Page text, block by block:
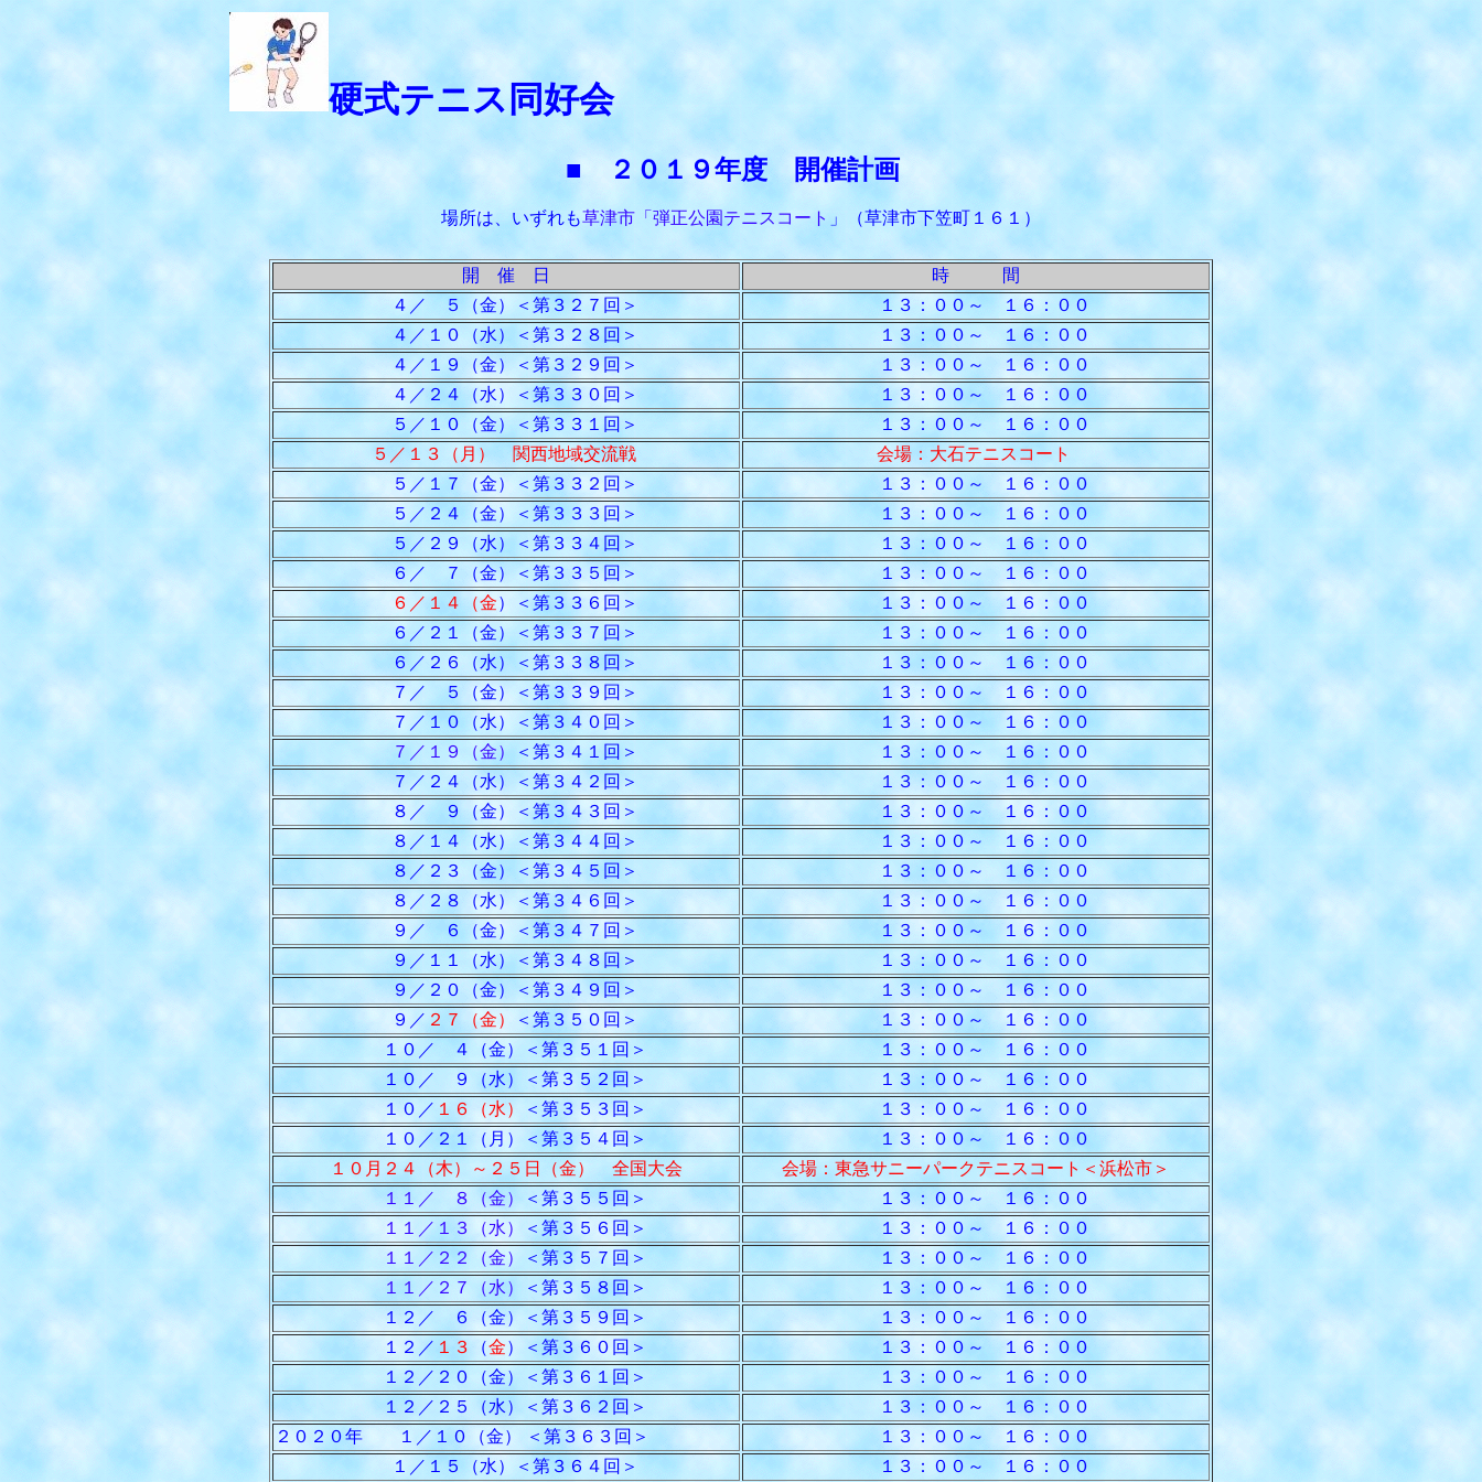
硬式テニス同好会
■ ２０１９年度 開催計画
場所は、いずれも草津市「弾正公園テニスコート 」（草津市下笠町１６１）
開 催 日
時 間
４／ ５（金）＜第３２７回＞
１３：００～ １６：００
４／１０（水）＜第３２８回＞
１３：００～ １６：００
４／１９（金）＜第３２９回＞
１３：００～ １６：００
４／２４（水）＜第３３０回＞
１３：００～ １６：００
５／１０（金）＜第３３１回＞
１３：００～ １６：００
５／１３（月） 関西地域交流戦
会場：大石テニスコート
５／１７（金）＜第３３２回＞
１３：００～ １６：００
５／２４（金）＜第３３３回＞
１３：００～ １６：００
５／２９（水）＜第３３４回＞
１３：００～ １６：００
６／ ７（金）＜第３３５回＞
１３：００～ １６：００
６／１４（金）＜第３３６回＞
１３：００～ １６：００
６／２１（金）＜第３３７回＞
１３：００～ １６：００
６／２６（水）＜第３３８回＞
１３：００～ １６：００
７／ ５（金）＜第３３９回＞
１３：００～ １６：００
７／１０（水）＜第３４０回＞
１３：００～ １６：００
７／１９（金）
＜第３４１回＞
１３：００～ １６：００
７／２４（水）＜第３４２回＞
１３：００～ １６：００
８／ ９（金）＜第３４３回＞
１３：００～ １６：００
８／１４（水）＜第３４４回＞
１３：００～ １６：００
８／２３（金）＜第３４５回＞
１３：００～ １６：００
８／２８（水）＜第３４６回＞
１３：００～ １６：００
９／ ６（金）＜第３４７回＞
１３：００～ １６：００
９／１１（水）＜第３４８回＞
１３：００～ １６：００
９／２０（金）＜第３４９回＞
１３：００～ １６：００
９／ ２７（金） ＜第３５０回＞
１３：００～ １６：００
１０／ ４（金）＜第３５１回＞
１３：００～ １６：００
１０／ ９（水）＜第３５２回＞
１３：００～ １６：００
１０／ １６（水） ＜第３５３回＞
１３：００～ １６：００
１０／２１（月）＜第３５４回＞
１３：００～ １６：００
１０月２４（木）～２５日（金） 全国大会
会場：東急サニーパークテニスコート＜浜松市＞
１１／ ８（金）
＜第３５５回＞
１３：００～ １６：００
１１／１３（水）
＜第３５６回＞
１３：００～ １６：００
１１／２２（金）
＜第３５７回＞
１３：００～ １６：００
１１／２７（水）
＜第３５８回＞
１３：００～ １６：００
１２／ ６（金）＜第３５９回＞
１３：００～ １６：００
１２／ １３ （金）＜第３６０回＞
１３：００～ １６：００
１２／２０（金）＜第３６１回＞
１３：００～ １６：００
１２／２５（水）＜第３６２回＞
１３：００～ １６：００
２０２０年 １／１０（金） ＜第３６３回＞
１３：００～ １６：００
１／１５（水）＜第３６４回＞
１３：００～ １６：００